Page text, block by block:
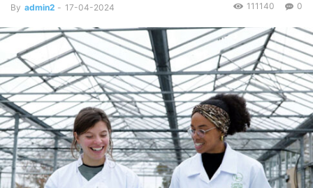
By admin2 - 17-04-2024 0
111140